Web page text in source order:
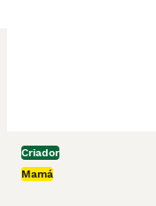
Criador
Mamá
1 mes